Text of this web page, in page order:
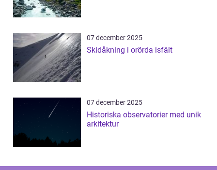
07 december 2025
Skidåkning i orörda isfält
07 december 2025
Historiska observatorier med unik
arkitektur